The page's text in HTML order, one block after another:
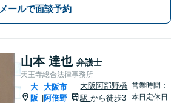
メールで面談予約
山本 達也 弁護士
天王寺総合法律事務所
大
阪
大阪市
阿倍野
大阪阿部野橋
駅から徒歩3
営業時間：
本日定休日